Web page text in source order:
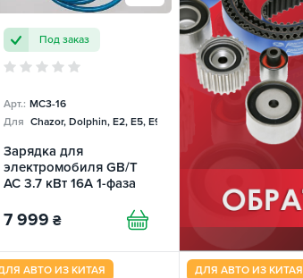
Tang
Под заказ
Арт.: MC3-16
Для Chazor, Dolphin, E2, E5, E9, Mercedes
Зарядка для
электромобиля GB/T
AC 3.7 кВт 16А 1-фаза
GREEN
7 999 ₴
АВТО ИЗ КИТАЯ ДЛЯ АВТО ИЗ КИТАЯ